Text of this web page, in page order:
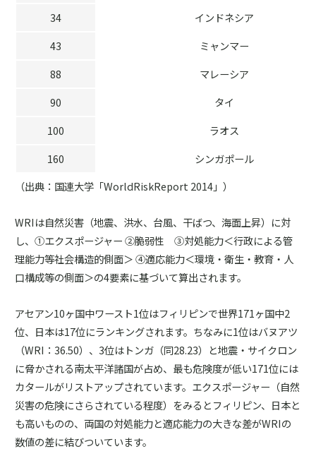
34
インドネシア
43
ミャンマー
88
マレーシア
90
タイ
100
ラオス
160
シンガポール
（出典：国連大学「WorldRiskReport 2014」）
WRIは自然災害（地震、洪水、台風、干ばつ、海面上昇）に対
し、①エクスポージャー ②脆弱性 ③対処能力＜行政による管
理能力等社会構造的側面＞ ④適応能力＜環境・衛生・教育・人
口構成等の側面＞の4要素に基づいて算出されます。
アセアン10ヶ国中ワースト1位はフィリピンで世界171ヶ国中2
位、日本は17位にランキングされます。ちなみに1位はバヌアツ
（WRI：36.50）、3位はトンガ（同28.23）と地震・サイクロン
に脅かされる南太平洋諸国が占め、最も危険度が低い171位には
カタールがリストアップされています。エクスポージャー（自然
災害の危険にさらされている程度）をみるとフィリピン、日本と
も高いものの、両国の対処能力と適応能力の大きな差がWRIの
数値の差に結びついています。